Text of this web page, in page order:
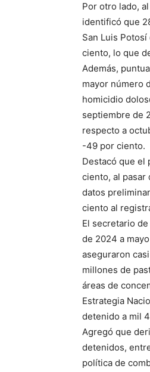
Por otro lado,
identificó que
San Luis
ciento, lo que
Además,
mayor número
homicidio
septiembre de
respecto a
-49 por ciento.
Destacó que el
ciento, al pasar
datos
ciento al
El secretario
de 2024 a
aseguraron
millones de
áreas de
Estrategia
detenido a mil
Agregó que
detenidos,
política de